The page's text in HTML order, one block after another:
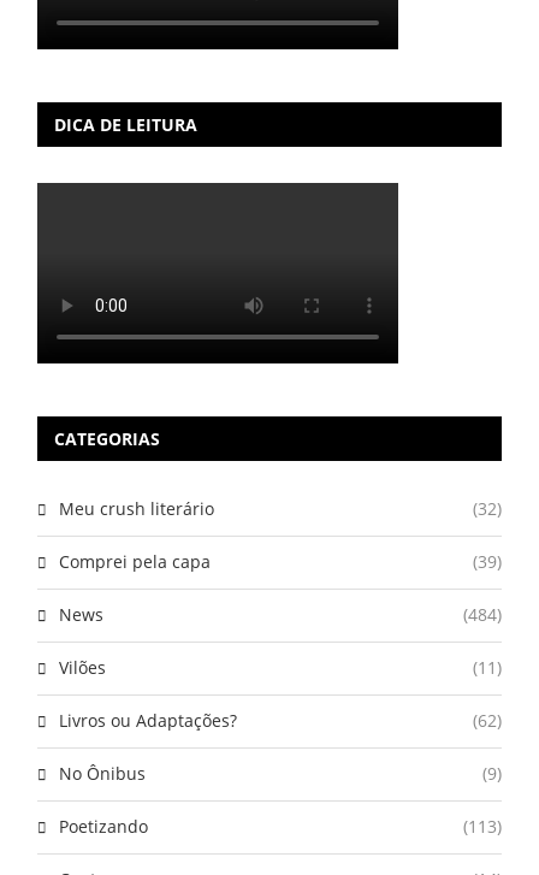
DICA DE LEITURA
CATEGORIAS
Meu crush literário (32)
Comprei pela capa (39)
News (484)
Vilões (11)
Livros ou Adaptações? (62)
No Ônibus (9)
Poetizando (113)